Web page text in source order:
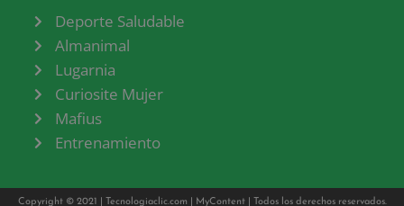
Deporte Saludable
Almanimal
Lugarnia
Curiosite Mujer
Mafius
Entrenamiento
Copyright © 2021 | Tecnologiaclic.com MyContent| Todos los derechos reservados.